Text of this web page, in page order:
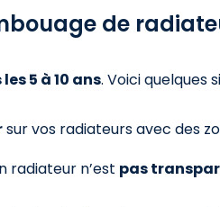
de
5 à 10 ans. Voici quelques
sur vos radiateurs avec des
radiateur n’est pas